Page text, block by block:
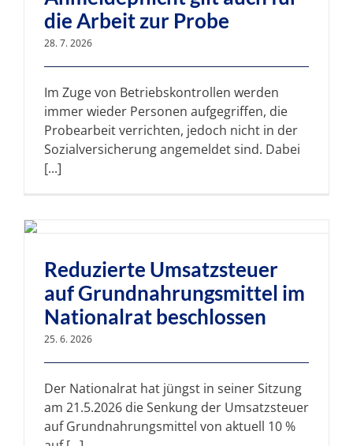
die Arbeit zur Probe
28. 7. 2026
Im Zuge von Betriebskontrollen werden
immer wieder Personen aufgegriffen, die
Probearbeit verrichten, jedoch nicht in der
Sozialversicherung angemeldet sind. Dabei
[...]
Reduzierte Umsatzsteuer
auf Grundnahrungsmittel im
Nationalrat beschlossen
25. 6. 2026
Der Nationalrat hat jüngst in seiner Sitzung
am 21.5.2026 die Senkung der Umsatzsteuer
auf Grundnahrungsmittel von aktuell 10 %